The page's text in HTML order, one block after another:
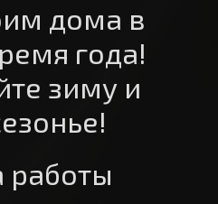
дома в
года!
зиму и
работы